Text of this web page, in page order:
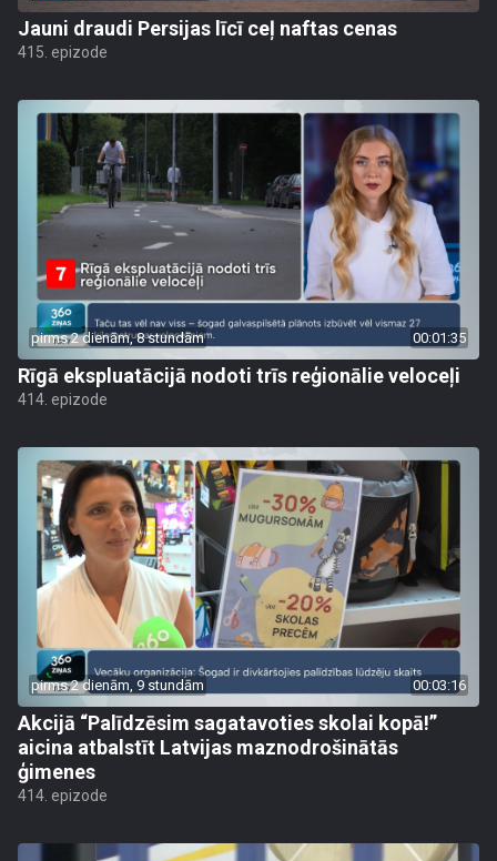
Jauni draudi Persijas līcī ceļ naftas cenas
415. epizode
pirms 2 dienām, 8 stundām 00:01:35
Rīgā ekspluatācijā nodoti trīs reģionālie veloceļi
414. epizode
pirms 2 dienām, 9 stundām 00:03:16
Akcijā “Palīdzēsim sagatavoties skolai kopā!”
aicina atbalstīt Latvijas maznodrošinātās
ģimenes
414. epizode